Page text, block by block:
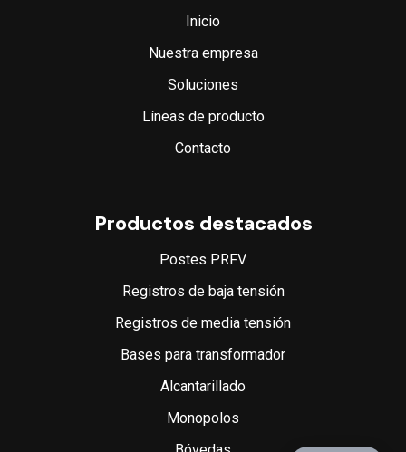
Inicio
Nuestra empresa
Soluciones
Líneas de producto
Contacto
Productos destacados
Postes PRFV
Registros de baja tensión
Registros de media tensión
Bases para transformador
Alcantarillado
Monopolos